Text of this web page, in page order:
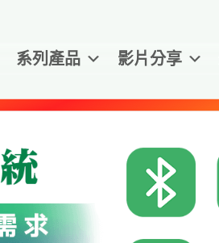
系列產品 影片分享